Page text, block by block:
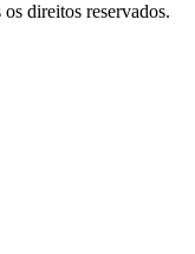
direitos reservados.